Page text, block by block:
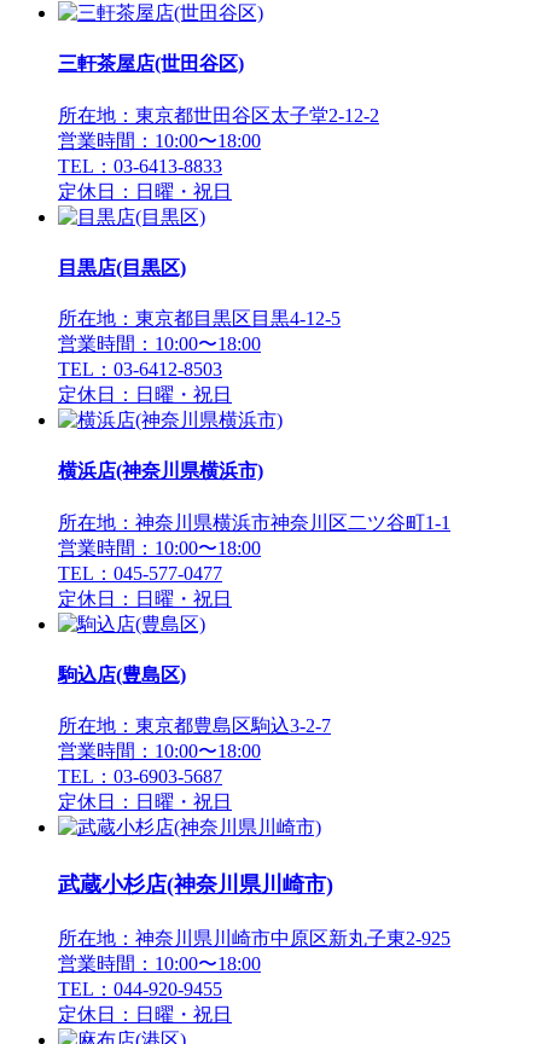
三軒茶屋店(世田谷区)
所在地：東京都世田谷区太子堂2-12-2
営業時間：10:00〜18:00
TEL：03-6413-8833
定休日：日曜・祝日
目黒店(目黒区)
所在地：東京都目黒区目黒4-12-5
営業時間：10:00〜18:00
TEL：03-6412-8503
定休日：日曜・祝日
横浜店(神奈川県横浜市)
所在地：神奈川県横浜市神奈川区二ツ谷町1-1
営業時間：10:00〜18:00
TEL：045-577-0477
定休日：日曜・祝日
駒込店(豊島区)
所在地：東京都豊島区駒込3-2-7
営業時間：10:00〜18:00
TEL：03-6903-5687
定休日：日曜・祝日
武蔵小杉店(神奈川県川崎市)
所在地：神奈川県川崎市中原区新丸子東2-925
営業時間：10:00〜18:00
TEL：044-920-9455
定休日：日曜・祝日